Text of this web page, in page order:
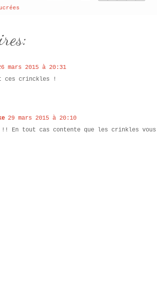
mars 2015 à 20:31
ces crinckles !
29 mars 2015 à 20:10
!! En tout cas contente que les crinkles